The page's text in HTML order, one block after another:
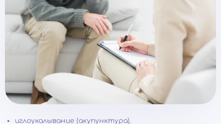
иглоукалывание (акупунктура).